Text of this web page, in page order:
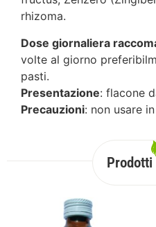
rhizoma.
Dose giornaliera
volte al giorno
pasti.
Presentazione: flacone
Precauzioni: non usare